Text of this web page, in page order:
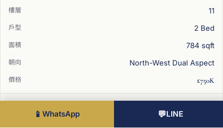
11
2 Bed
784 sqft
North-West Dual Aspect
£750K
📱WhatsApp 💬LINE